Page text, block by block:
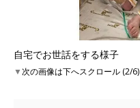
自宅でお世話をする様子
▼次の画像は下へスクロール (2/6)